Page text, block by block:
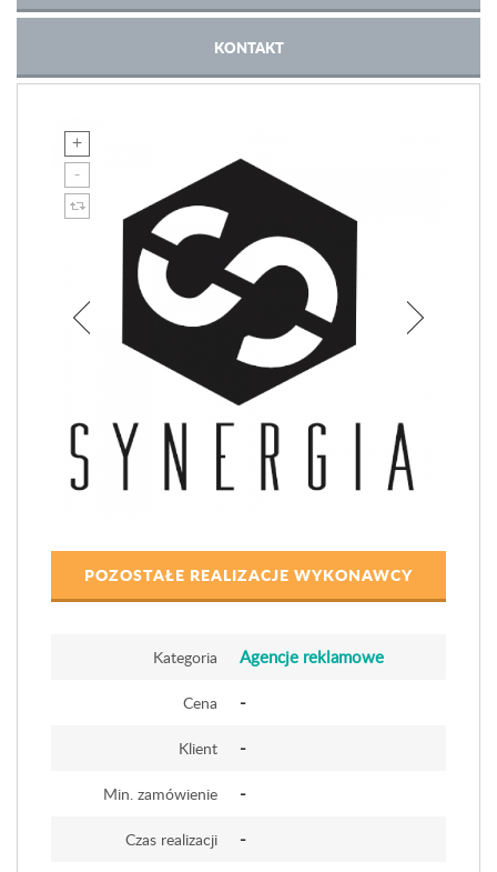
KONTAKT
POZOSTAŁE REALIZACJE WYKONAWCY
Kategoria Agencje reklamowe
Cena -
Klient -
Min. zamówienie -
Czas realizacji -